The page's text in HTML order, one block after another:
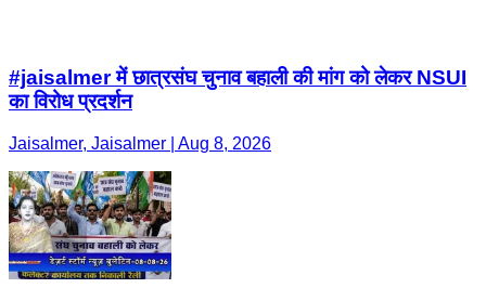
#jaisalmer में छात्रसंघ चुनाव बहाली की मांग को लेकर NSUI
का विरोध प्रदर्शन
Jaisalmer, Jaisalmer | Aug 8, 2026